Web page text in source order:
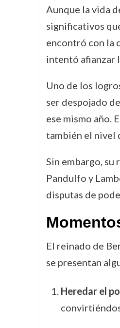
Aunque la vida
significativos
encontró con la
intentó afianzar
Uno de los
ser despojado
ese mismo año.
también el nivel
Sin embargo,
Pandulfo y
disputas de
El reinado de
se presentan
Heredar el